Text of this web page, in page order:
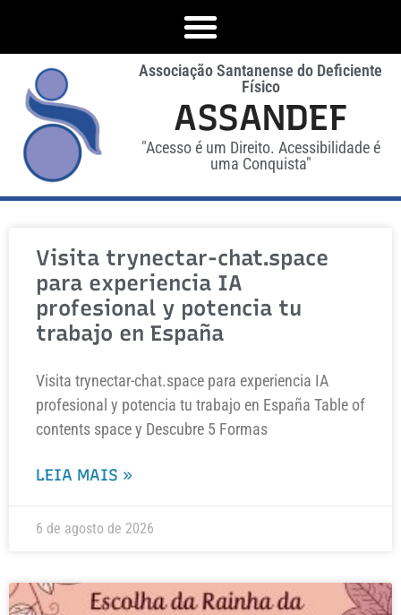
Associação Santanense do Deficiente
Físico
ASSANDEF
"Acesso é um Direito. Acessibilidade é
uma Conquista"
Visita trynectar-chat.space
para experiencia IA
profesional y potencia tu
trabajo en España
Visita trynectar-chat.space para experiencia IA
profesional y potencia tu trabajo en España Table of
contents space y Descubre 5 Formas
LEIA MAIS »
6 de agosto de 2026